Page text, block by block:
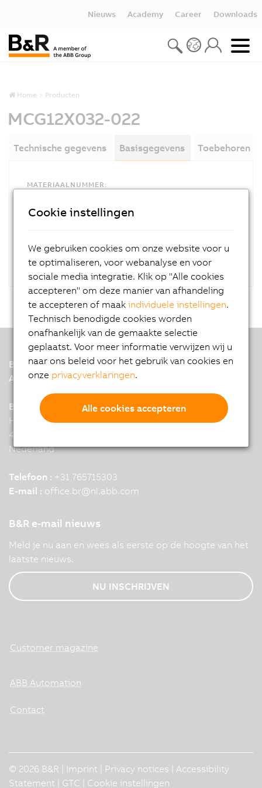
Nieuws Academy Career Downloads
Home Producten
MCG12X032-022
Technische gegevens Basisgegevens Toebehoren
MATERIAALNUMMER:
B&R
A member of the ABB Group
B&R Headquarters: Breda
Hoge Schouw 1
4817 BZ Breda
Nederland
Telefoon : +31 765715303
E-mail : office.br@nl.abb.com
B&R e-mail nieuws
Meld je nu aan en wees als eerste op de hoogte van het
laatste nieuws.
NU INSCHRIJVEN
Customer magazine
ABB Automation
Contact
© 2026 B&R | Imprint Privacy notices
Accessibility
Statement
GTC Cookie instellingen
Cookie instellingen
We gebruiken cookies om onze website voor u
te optimaliseren, voor webanalyse en voor
sociale media integratie. Klik op "Alle cookies
accepteren" om deze manier van afhandeling
te accepteren of maakindividuele instellingen.
Technisch benodigde cookies worden
onafhankelijk van de gemaakte selectie
geplaatst. Voor meer informatie verwijzen wij u
naar ons beleid voor het gebruik van cookies en
onze privacyverklaringen.
Alle cookies accepteren